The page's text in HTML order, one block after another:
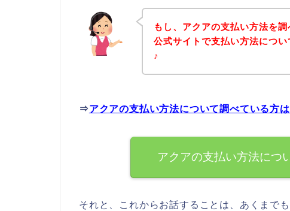
もし、アクアの支払い方法を
公式サイトで支払い方法につ
♪
⇒アクアの支払い方法について調べている方
アクアの支払い方法につ
それと、これからお話することは、あくまで